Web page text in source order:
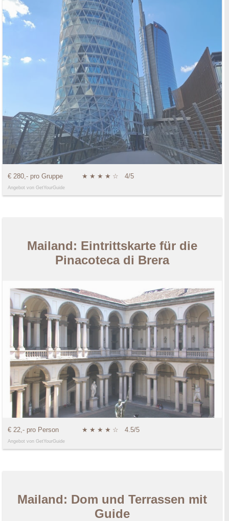
€ 280,- pro Gruppe ★ ★ ★ ★ ☆ 4/5
Angebot von GetYourGuide
Mailand: Eintrittskarte für die
Pinacoteca di Brera
€ 22,- pro Person ★ ★ ★ ★ ☆ 4.5/5
Angebot von GetYourGuide
Mailand: Dom und Terrassen mit
Guide